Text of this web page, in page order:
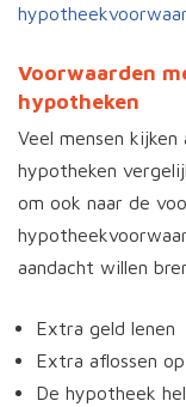
Voorwaarden
hypotheken
Veel mensen
hypotheken
om ook naar de
aandacht willen
Extra geld lenen
Extra aflossen
De hypotheek